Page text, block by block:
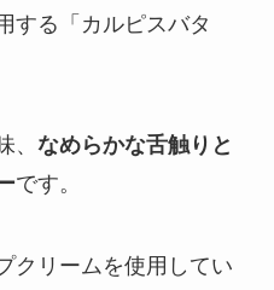
する「カルピスバタ
、 なめらかな舌触りと
です。
クリームを使用してい